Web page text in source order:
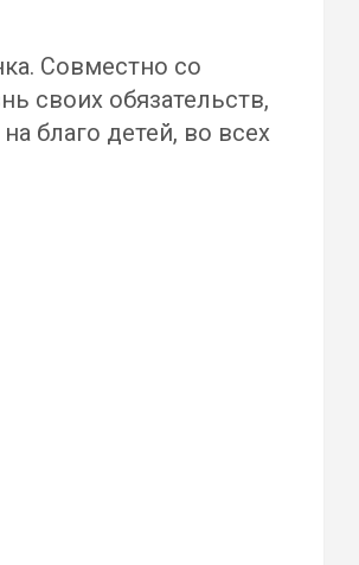
Совместно со
своих обязательств,
благо детей, во всех